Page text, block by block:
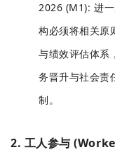
2026 (M1): 进
构必须将相关原
与绩效评估体系
务晋升与社会责
制。
2. 工人参与